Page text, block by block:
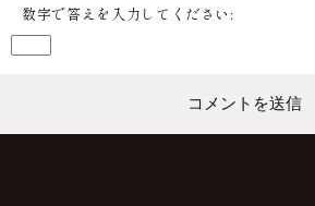
数字で答えを入力してください: